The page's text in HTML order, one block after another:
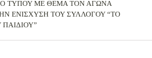
ΤΥΠΟΥ ΜΕ ΘΕΜΑ ΤΟΝ ΑΓΩΝΑ
ΕΝΙΣΧΥΣΗ ΤΟΥ ΣΥΛΛΟΓΟΥ “ΤΟ